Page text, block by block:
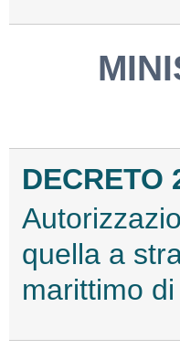
DECRETO
quella a
marittimo